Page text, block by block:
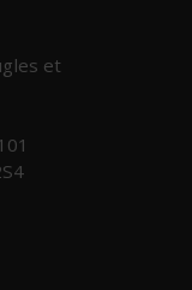
et